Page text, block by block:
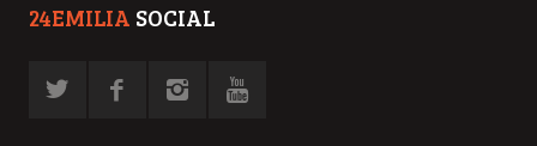
24EMILIA SOCIAL